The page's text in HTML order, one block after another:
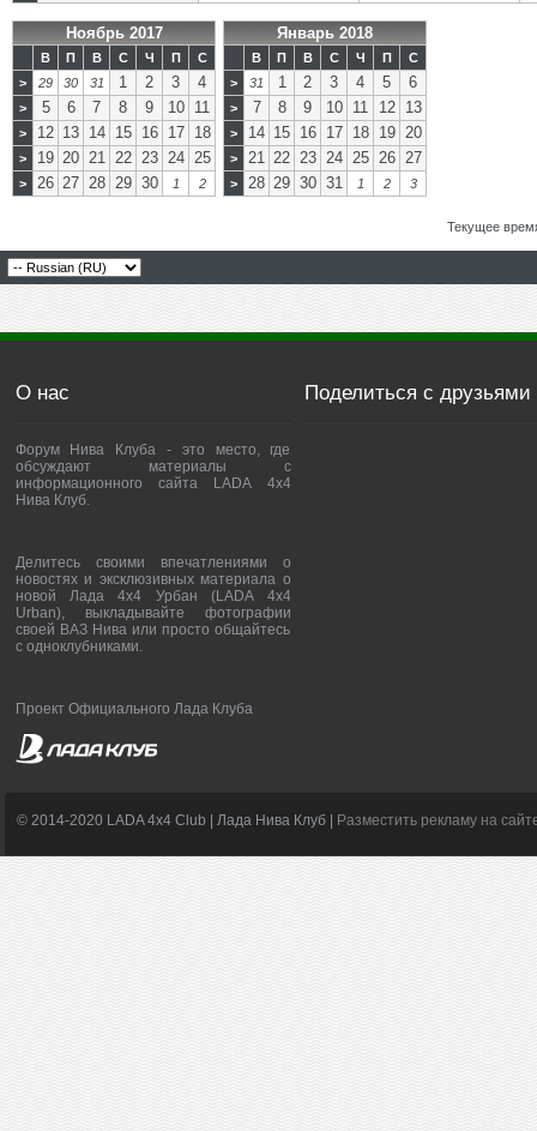
Ноябрь 2017
В П В С Ч П
С
>
29 30 31 1 2 3 4
> 5 6 7 8 9 10 11
> 12 13 14 15 16 17 18
> 19 20 21 22 23 24 25
> 26 27 28 29 30 1 2
Январь 2018
В П В С Ч П
С
>
31 1 2 3 4 5 6
> 7 8 9 10 11 12 13
> 14 15 16 17 18 19 20
> 21 22 23 24 25 26 27
> 28 29 30 31 1 2 3
Текущее
О нас
Форум Нива Клуба - это место, где
обсуждают материалы с
информационного сайта LADA 4x4
Нива Клуб.
Делитесь своими впечатлениями о
новостях и эксклюзивных материала о
новой Лада 4х4 Урбан (LADA 4x4
Urban), выкладывайте фотографии
своей ВАЗ Нива или просто общайтесь
с одноклубниками.
Проект Официального Лада Клуба
Поделиться с друзьями
© 2014-2020 LADA 4x4 Club | Лада Нива Клуб | Разместить рекламу на